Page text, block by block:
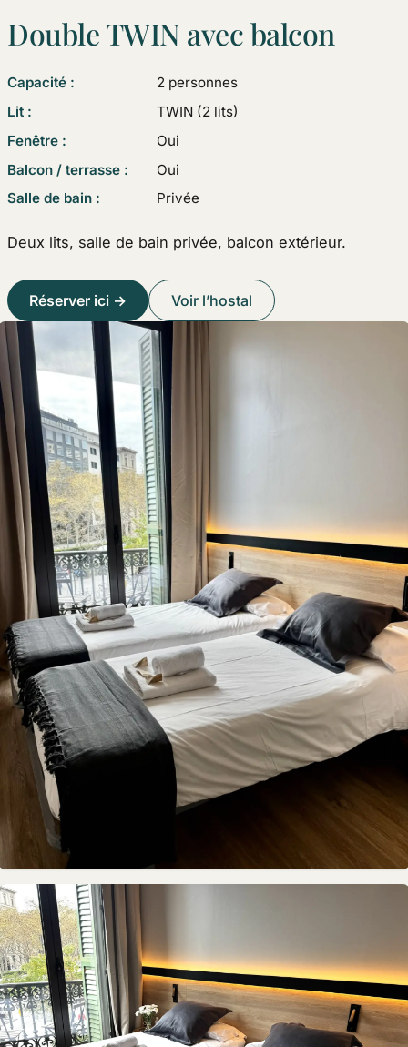
Double TWIN avec balcon
Capacité :
2 personnes
Lit :
TWIN (2 lits)
Fenêtre :
Oui
Balcon / terrasse :
Oui
Salle de bain :
Privée
Deux lits, salle de bain privée, balcon extérieur.
Réserver ici → Voir l’hostal